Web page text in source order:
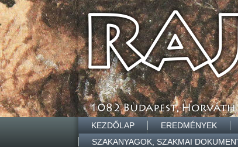
KEZDŐLAP EREDMÉNYEK
SZAKANYAGOK, SZAKMAI